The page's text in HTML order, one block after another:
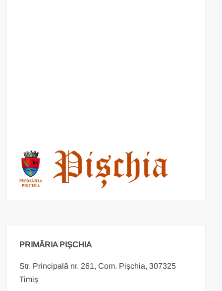
PRIMĂRIA PIȘCHIA
Str. Principală nr. 261, Com. Pișchia, 307325
Timiș